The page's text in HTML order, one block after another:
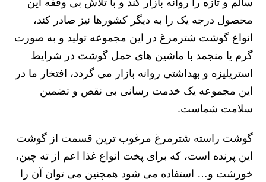
سالم و تازه را روانه بازار کند و با تلاش بی وقفه این
محصول درجه یک را به دیگر کشورها نیز صادر کند،
انواع گوشت شترمرغ در این مجموعه تولید و به صورت
گرم یا منجمد با ماشین های حمل گوشت در شرایط
استریلیزه و بهداشتی روانه بازار می گردد، افتخار ما در
این مجموعه یک خدمت رسانی بی نقص و تضمین
سلامت شماست.
گوشت راسته شترمرغ مرغوب ترین قسمت از گوشت
این پرنده است، که برای پخت انواع غذا اعم از ته چین،
خورشت و… استفاده می شود همچنین می توان آن را